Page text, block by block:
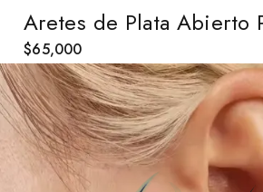
Aretes de Plata Abierto
$65,000